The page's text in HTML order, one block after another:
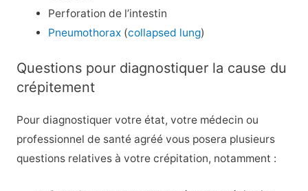
Perforation de l’intestin
Pneumothorax (collapsed lung)
Questions pour diagnostiquer la cause du
crépitement
Pour diagnostiquer votre état, votre médecin ou
professionnel de santé agréé vous posera plusieurs
questions relatives à votre crépitation, notamment :